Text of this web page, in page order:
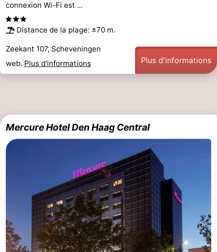
connexion Wi-Fi est ...
Distance de la plage: ±70 m.
Zeekant 107, Scheveningen
web. Plus d'informations Plus d'informations
Mercure Hotel Den Haag Central